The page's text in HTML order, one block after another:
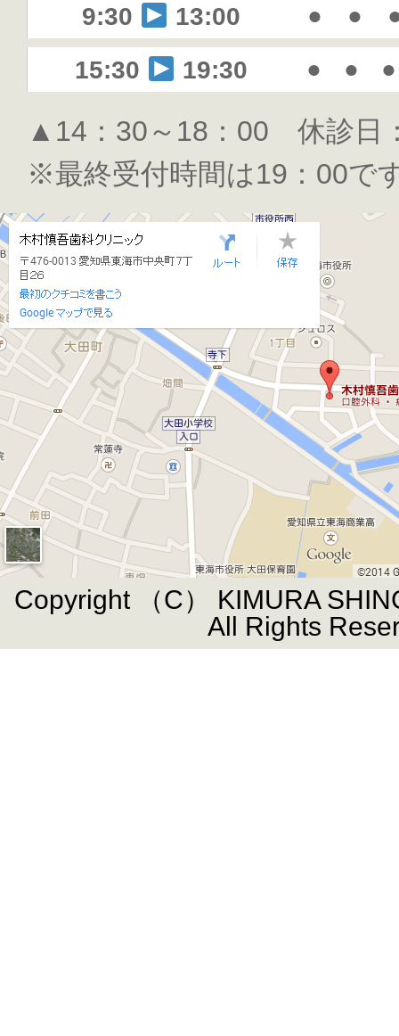
9:30
13:00 ● ●
15:30
19:30 ● ● ●
▲14：30～18：00 休診日
※最終受付時間は19：00で
Copyright （C） KIMURA
All Rights